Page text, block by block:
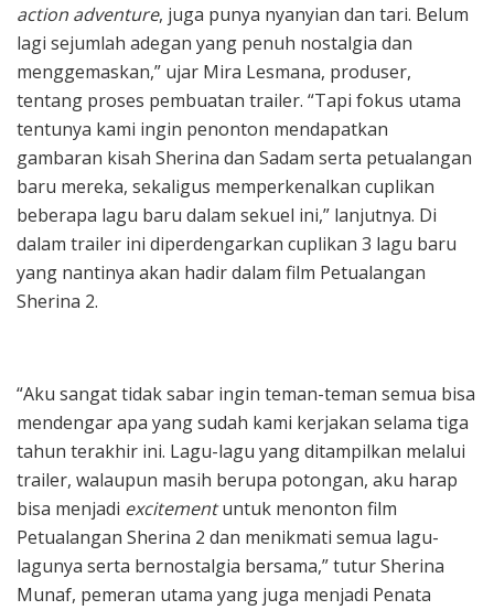
action adventure, juga punya nyanyian dan tari. Belum
lagi sejumlah adegan yang penuh nostalgia dan
menggemaskan,” ujar Mira Lesmana, produser,
tentang proses pembuatan trailer. “Tapi fokus utama
tentunya kami ingin penonton mendapatkan
gambaran kisah Sherina dan Sadam serta petualangan
baru mereka, sekaligus memperkenalkan cuplikan
beberapa lagu baru dalam sekuel ini,” lanjutnya. Di
dalam trailer ini diperdengarkan cuplikan 3 lagu baru
yang nantinya akan hadir dalam film Petualangan
Sherina 2.
“Aku sangat tidak sabar ingin teman-teman semua bisa
mendengar apa yang sudah kami kerjakan selama tiga
tahun terakhir ini. Lagu-lagu yang ditampilkan melalui
trailer, walaupun masih berupa potongan, aku harap
bisa menjadi excitementuntuk menonton film
Petualangan Sherina 2 dan menikmati semua lagu-
lagunya serta bernostalgia bersama,” tutur Sherina
Munaf, pemeran utama yang juga menjadi Penata